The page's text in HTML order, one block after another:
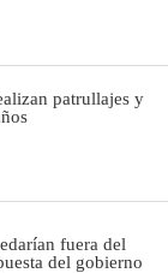
patrullajes y
fuera del
del gobierno